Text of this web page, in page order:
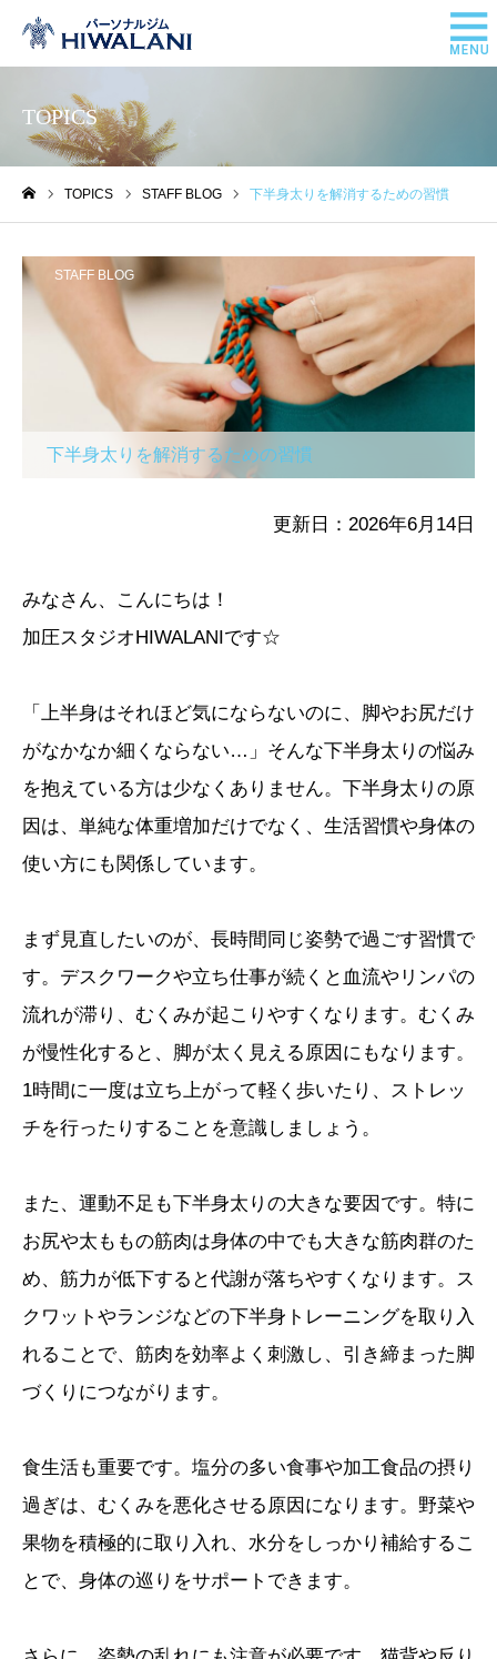
TOPICS
TOPICS STAFF BLOG 下半身太りを解消するための習慣
STAFF BLOG
下半身太りを解消するための習慣
更新日：2026年6月14日
みなさん、こんにちは！
加圧スタジオHIWALANIです☆
「上半身はそれほど気にならないのに、脚やお尻だけ
がなかなか細くならない…」そんな下半身太りの悩み
を抱えている方は少なくありません。下半身太りの原
因は、単純な体重増加だけでなく、生活習慣や身体の
使い方にも関係しています。
まず見直したいのが、長時間同じ姿勢で過ごす習慣で
す。デスクワークや立ち仕事が続くと血流やリンパの
流れが滞り、むくみが起こりやすくなります。むくみ
が慢性化すると、脚が太く見える原因にもなります。
1時間に一度は立ち上がって軽く歩いたり、ストレッ
チを行ったりすることを意識しましょう。
また、運動不足も下半身太りの大きな要因です。特に
お尻や太ももの筋肉は身体の中でも大きな筋肉群のた
め、筋力が低下すると代謝が落ちやすくなります。ス
クワットやランジなどの下半身トレーニングを取り入
れることで、筋肉を効率よく刺激し、引き締まった脚
づくりにつながります。
食生活も重要です。塩分の多い食事や加工食品の摂り
過ぎは、むくみを悪化させる原因になります。野菜や
果物を積極的に取り入れ、水分をしっかり補給するこ
とで、身体の巡りをサポートできます。